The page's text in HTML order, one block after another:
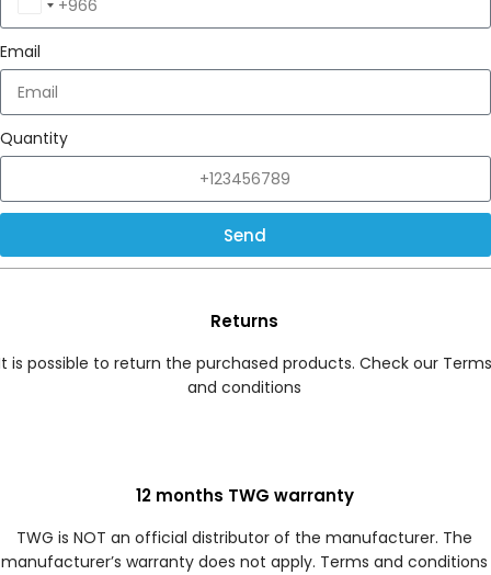
Saudi
Arabia
+966
Email
Quantity
Send
Returns
is possible to return the purchased products. Check our Terms
and conditions
12 months TWG warranty
TWG is NOT an official distributor of the manufacturer. The
manufacturer’s warranty does not apply. Terms and conditions